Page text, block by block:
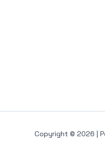
Copyright © 2026 |